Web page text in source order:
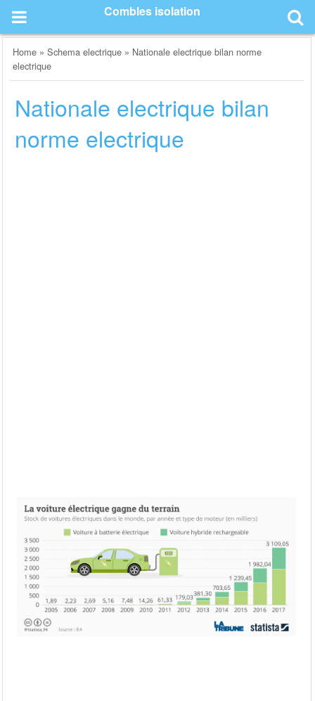
content
Combles isolation
Home »Schema electrique » Nationale electrique bilan norme
electrique
Nationale electrique bilan
norme electrique